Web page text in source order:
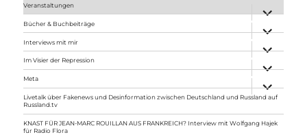
Veranstaltungen
anzeigen
Bücher & Buchbeiträge
anzeigen
Interviews mit mir
anzeigen
Im Visier der Repression
anzeigen
Meta
anzeigen
Livetalk über Fakenews und Desinformation zwischen Deutschland und Russland auf
Russland.tv
KNAST FÜR JEAN-MARC ROUILLAN AUS FRANKREICH? Interview mit Wolfgang Hajek
für Radio Flora